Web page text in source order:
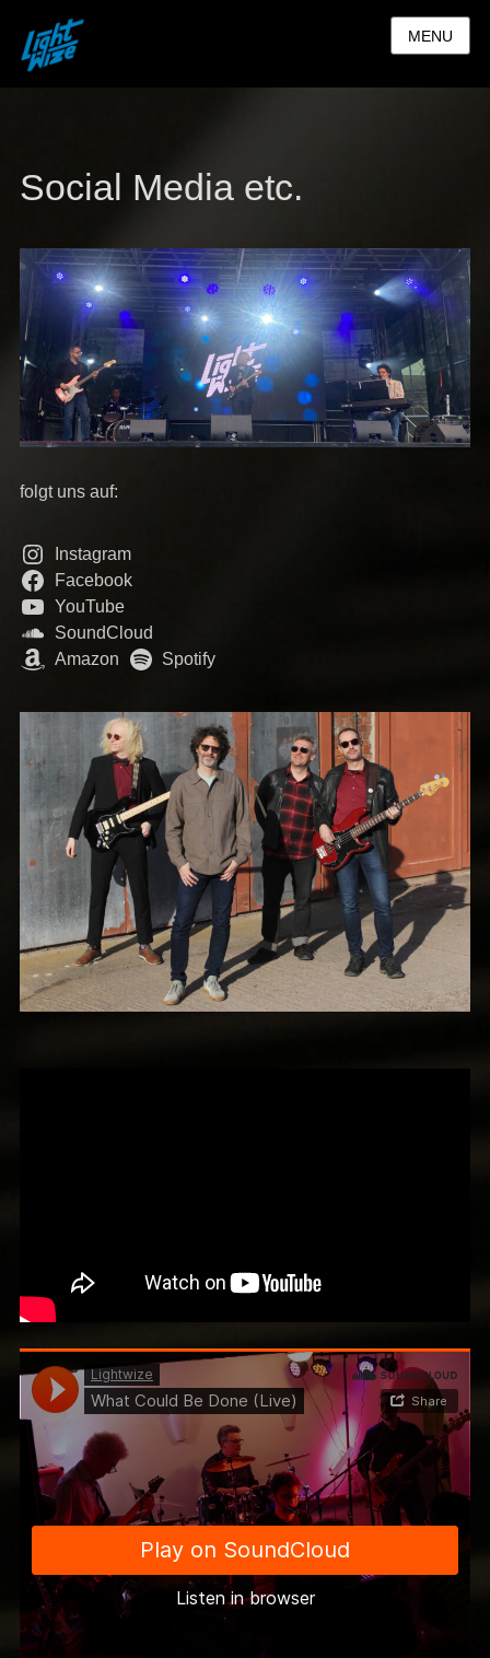
MENU
Social Media etc.
folgt uns auf:
Instagram
Facebook
YouTube
SoundCloud
Amazon
Spotify